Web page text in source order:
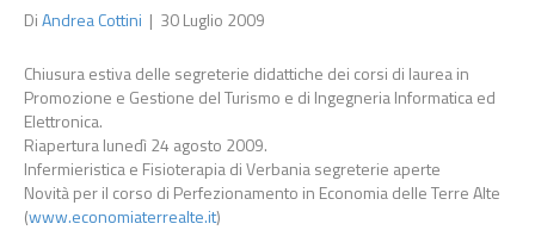
DiAndrea Cottini | 30 Luglio 2009
Chiusura estiva delle segreterie didattiche dei corsi di laurea in
Promozione e Gestione del Turismo e di Ingegneria Informatica ed
Elettronica.
Riapertura lunedì 24 agosto 2009.
Infermieristica e Fisioterapia di Verbania segreterie aperte
Novità per il corso di Perfezionamento in Economia delle Terre Alte
(www.economiaterrealte.it)